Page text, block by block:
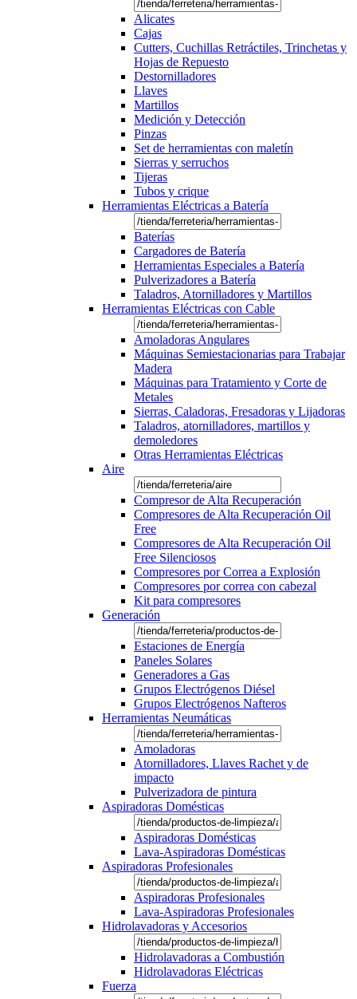
Alicates
Cajas
Cutters, Cuchillas Retráctiles, Trinchetas y
Hojas de Repuesto
Destornilladores
Llaves
Martillos
Medición y Detección
Pinzas
Set de herramientas con maletín
Sierras y serruchos
Tijeras
Tubos y crique
Herramientas Eléctricas a Batería
Baterías
Cargadores de Batería
Herramientas Especiales a Batería
Pulverizadores a Batería
Taladros, Atornilladores y Martillos
Herramientas Eléctricas con Cable
Amoladoras Angulares
Máquinas Semiestacionarias para Trabajar
Madera
Máquinas para Tratamiento y Corte de
Metales
Sierras, Caladoras, Fresadoras y Lijadoras
Taladros, atornilladores, martillos y
demoledores
Otras Herramientas Eléctricas
Aire
Compresor de Alta Recuperación
Compresores de Alta Recuperación Oil
Free
Compresores de Alta Recuperación Oil
Free Silenciosos
Compresores por Correa a Explosión
Compresores por correa con cabezal
Kit para compresores
Generación
Estaciones de Energía
Paneles Solares
Generadores a Gas
Grupos Electrógenos Diésel
Grupos Electrógenos Nafteros
Herramientas Neumáticas
Amoladoras
Atornilladores, Llaves Rachet y de
impacto
Pulverizadora de pintura
Aspiradoras Domésticas
Aspiradoras Domésticas
Lava-Aspiradoras Domésticas
Aspiradoras Profesionales
Aspiradoras Profesionales
Lava-Aspiradoras Profesionales
Hidrolavadoras y Accesorios
Hidrolavadoras a Combustión
Hidrolavadoras Eléctricas
Fuerza